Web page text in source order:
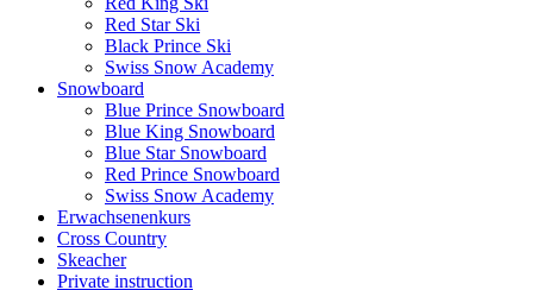
Red Star Ski
Black Prince Ski
Swiss Snow Academy
Snowboard
Blue Prince Snowboard
Blue King Snowboard
Blue Star Snowboard
Red Prince Snowboard
Swiss Snow Academy
Erwachsenenkurs
Cross Country
Skeacher
Private instruction